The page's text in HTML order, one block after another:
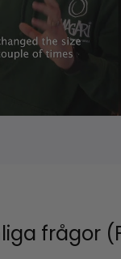
frågor